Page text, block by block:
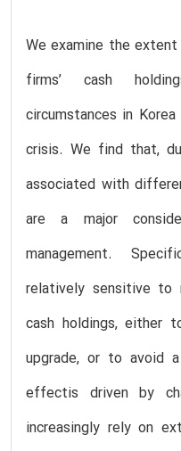
We examine the
firms’ cash
circumstances in
crisis. We find that,
associated with
are a major
management.
relatively sensitive to
cash holdings, either
upgrade, or to avoid a
effectis driven by
increasingly rely on